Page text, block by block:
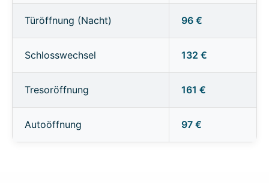
Türöffnung (Nacht) 96 €
Schlosswechsel 132 €
Tresoröffnung 161 €
Autoöffnung 97 €